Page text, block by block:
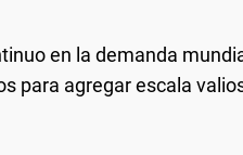
en la demanda
para agregar escala